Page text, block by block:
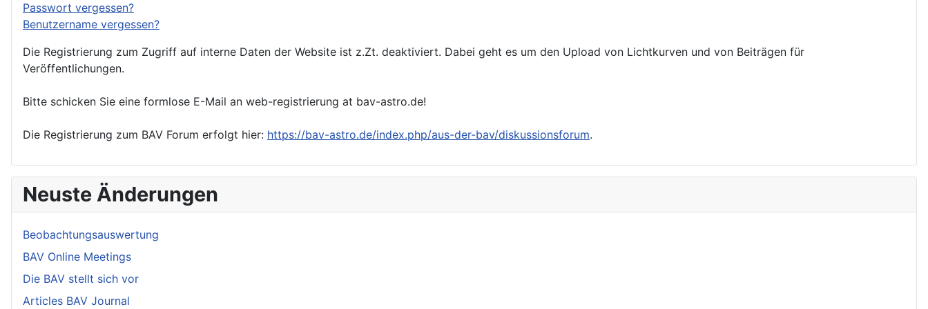
Passwort vergessen?
Benutzername vergessen?
Die Registrierung zum Zugriff auf interne Daten der Website ist z.Zt. deaktiviert. Dabei geht es um den Upload von Lichtkurven und von Beiträgen für
Veröffentlichungen.
Bitte schicken Sie eine formlose E-Mail an web-registrierung at bav-astro.de!
Die Registrierung zum BAV Forum erfolgt hier: https://bav-astro.de/index.php/aus-der-bav/diskussionsforum.
Neuste Änderungen
Beobachtungsauswertung
BAV Online Meetings
Die BAV stellt sich vor
Articles BAV Journal